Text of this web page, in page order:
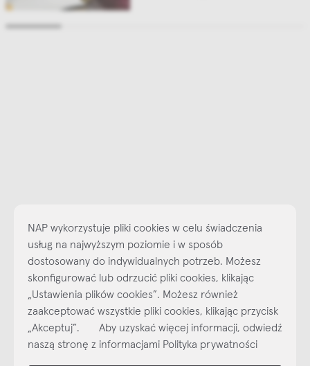
Najlepsze inspiracje i promocje na wyciągnięcie ręki, zapisz się już
dzisiaj do naszego cyklicznego newslettera!
SubskrybujNEWSLETTER
NAP wykorzystuje pliki cookies w celu świadczenia
usług na najwyższym poziomie i w sposób
dostosowany do indywidualnych potrzeb. Możesz
skonfigurować lub odrzucić pliki cookies, klikając
„Ustawienia plików cookies”. Możesz również
zaakceptować wszystkie pliki cookies, klikając przycisk
„Akceptuj”. Aby uzyskać więcej informacji, odwiedź
naszą stronę z informacjami Polityka prywatności